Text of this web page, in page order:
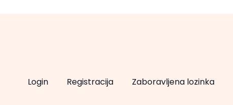
Login Registracija Zaboravljena lozinka